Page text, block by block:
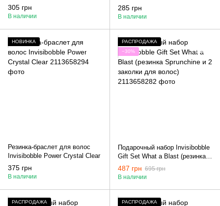
305 грн
В наличии
коричневая 1 шт
285 грн
В наличии
НОВИНКА
Резинка-браслет для волос
Invisibobble Power Crystal Clear
375 грн
В наличии
РАСПРОДАЖА
−30%
Подарочный набор Invisibobble
Gift Set What a Blast (резинка
Sprunchine и 2 заколки для
волос)
487 грн 695 грн
В наличии
РАСПРОДАЖА
РАСПРОДАЖА